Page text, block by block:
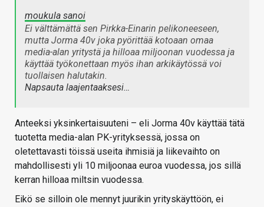
moukula sanoi
Ei välttämättä sen Pirkka-Einarin pelikoneeseen,
mutta Jorma 40v joka pyörittää kotoaan omaa
media-alan yritystä ja hilloaa miljoonan vuodessa ja
käyttää työkonettaan myös ihan arkikäytössä voi
tuollaisen halutakin.
Napsauta laajentaaksesi…
Anteeksi yksinkertaisuuteni – eli Jorma 40v käyttää tätä
tuotetta media-alan PK-yrityksessä, jossa on
oletettavasti töissä useita ihmisiä ja liikevaihto on
mahdollisesti yli 10 miljoonaa euroa vuodessa, jos sillä
kerran hilloaa miltsin vuodessa.
Eikö se silloin ole mennyt juurikin yrityskäyttöön, ei